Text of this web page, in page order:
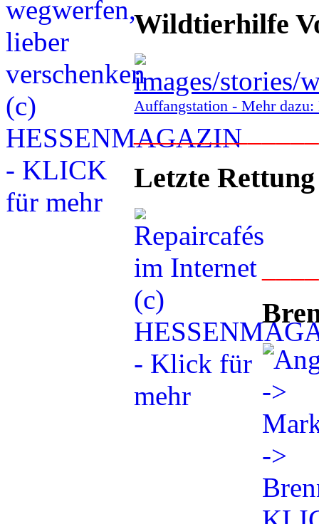
Wildtierhilfe
Auffangstation - Mehr
Letzte